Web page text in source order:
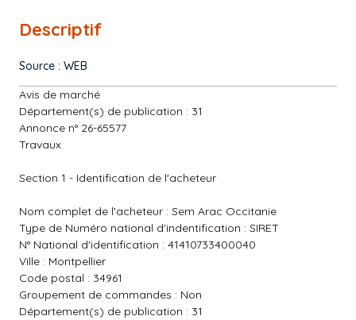
Descriptif
Source : WEB
Avis de marché
Département(s) de publication : 31
Annonce n° 26-65577
Travaux
Section 1 - Identification de l'acheteur
Nom complet de l'acheteur : Sem Arac Occitanie
Type de Numéro national d'indentification : SIRET
N° National d'identification : 41410733400040
Ville : Montpellier
Code postal : 34961
Groupement de commandes : Non
Département(s) de publication : 31